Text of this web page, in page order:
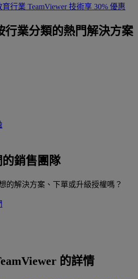
育行業 TeamViewer 技術享 30% 優惠
行業分類的熱門解決方案
銷售團隊
的解決方案、下單或升級授權嗎？
的詳情